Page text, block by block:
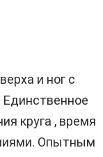
и ног с
Единственное
круга , время
Опытным